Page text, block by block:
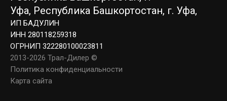
Уфа, Республика Башкортостан, г. Уфа,
ИП БАДУЛИН
ИНН 280118259318
ОГРНИП 322280100023811
2013-2026 Трал-Дилер ©
Политика конфиденциальности
Карта сайта